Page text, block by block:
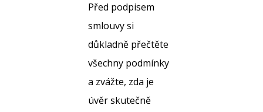
Před podpisem
smlouvy si
důkladně přečtěte
všechny podmínky
a zvážte, zda je
úvěr skutečně